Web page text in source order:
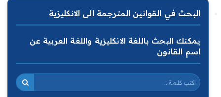
البحث في القوانين المترجمة الى الانكليزية
يمكنك البحث باللغة الانكليزية واللغة العربية عن
اسم القانون